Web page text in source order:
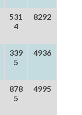
531
4
8292
339
5
4936
878
5
4995